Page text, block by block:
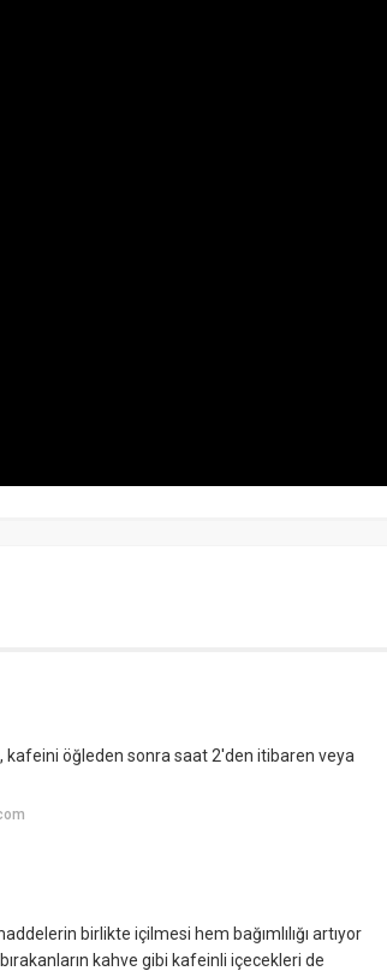
öğleden sonra saat 2'den itibaren veya
birlikte içilmesi hem bağımlılığı artıyor
kahve gibi kafeinli içecekleri de